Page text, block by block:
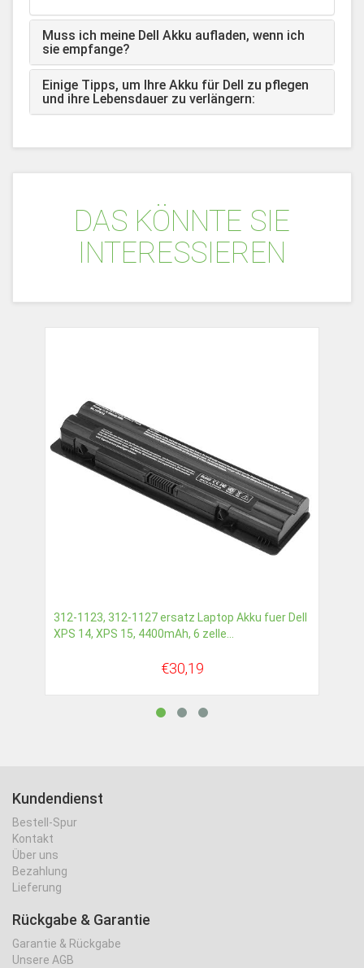
Muss ich meine Dell Akku aufladen, wenn ich
sie empfange?
Einige Tipps, um Ihre Akku für Dell zu pflegen
und ihre Lebensdauer zu verlängern:
DAS KÖNNTE SIE
INTERESSIEREN
312-1123, 312-1127 ersatz Laptop Akku fuer Dell
XPS 14, XPS 15, 4400mAh, 6 zelle...
€30,19
Kundendienst
Bestell-Spur
Kontakt
Über uns
Bezahlung
Lieferung
Rückgabe & Garantie
Garantie & Rückgabe
Unsere AGB